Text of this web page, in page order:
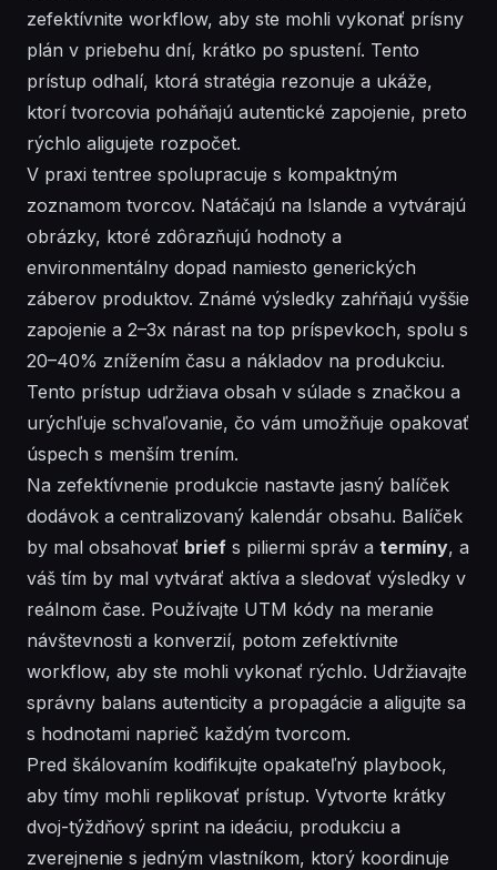
zefektívnite workflow, aby ste mohli vykonať prísny
plán v priebehu dní, krátko po spustení. Tento
prístup odhalí, ktorá stratégia rezonuje a ukáže,
ktorí tvorcovia poháňajú autentické zapojenie, preto
rýchlo aligujete rozpočet.
V praxi tentree spolupracuje s kompaktným
zoznamom tvorcov. Natáčajú na Islande a vytvárajú
obrázky, ktoré zdôrazňujú hodnoty a
environmentálny dopad namiesto generických
záberov produktov. Známé výsledky zahŕňajú vyššie
zapojenie a 2–3x nárast na top príspevkoch, spolu s
20–40% znížením času a nákladov na produkciu.
Tento prístup udržiava obsah v súlade s značkou a
urýchľuje schvaľovanie, čo vám umožňuje opakovať
úspech s menším trením.
Na zefektívnenie produkcie nastavte jasný balíček
dodávok a centralizovaný kalendár obsahu. Balíček
by mal obsahovať brief s piliermi správ a termíny, a
váš tím by mal vytvárať aktíva a sledovať výsledky v
reálnom čase. Používajte UTM kódy na meranie
návštevnosti a konverzií, potom zefektívnite
workflow, aby ste mohli vykonať rýchlo. Udržiavajte
správny balans autenticity a propagácie a aligujte sa
s hodnotami naprieč každým tvorcom.
Pred škálovaním kodifikujte opakateľný playbook,
aby tímy mohli replikovať prístup. Vytvorte krátky
dvoj-týždňový sprint na ideáciu, produkciu a
zverejnenie s jedným vlastníkom, ktorý koordinuje